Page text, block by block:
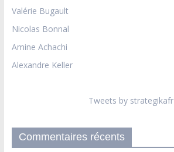
Valérie Bugault
Nicolas Bonnal
Amine Achachi
Alexandre Keller
Tweets by strategikafr
Commentaires récents